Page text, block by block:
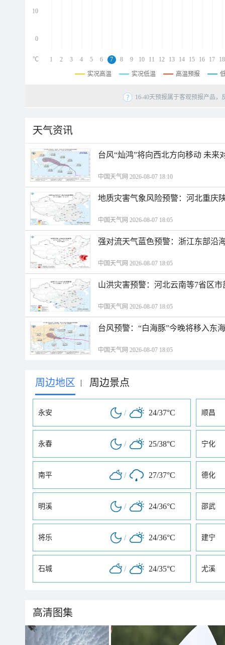
10
0
1 2 3 4 5 6 7 8 9 10 11 12 13 14 15 16 17 18
℃
实况高温 实况低温 高温预报
16-40天预报属于客观预报产品
天气资讯
台风“灿鸿”将向西北方向移动 未来
中国天气网 2026-08-07 18:10
地质灾害气象风险预警：河北重庆
中国天气网 2026-08-07 18:05
强对流天气蓝色预警：浙江东部沿
中国天气网 2026-08-07 18:05
山洪灾害预警：河北云南等7省区
中国天气网 2026-08-07 18:05
台风预警：“白海豚”今晚将移入东
中国天气网 2026-08-07 18:05
周边地区 | 周边景点
永安 / 24/37°C 顺昌
永春 / 25/38°C 宁化
南平 / 27/37°C 德化
明溪 / 24/36°C 邵武
将乐 / 24/36°C 建宁
石城 / 24/35°C 尤溪
高清图集